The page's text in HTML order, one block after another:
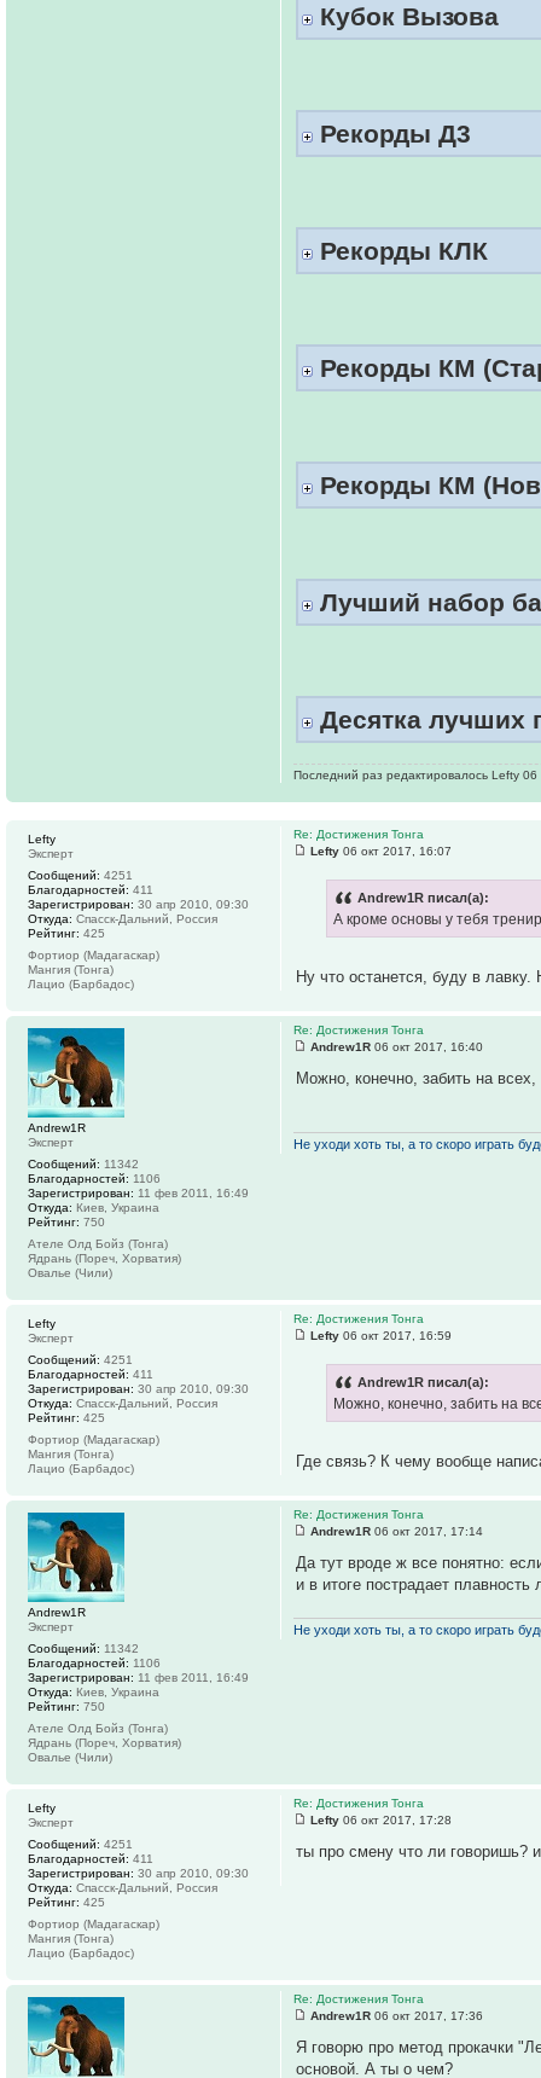
Кубок Вызова
Рекорды Д3
Рекорды КЛК
Рекорды КМ
Рекорды КМ
Лучший набор
Десятка лучших
Последний раз редактировалось Lefty
Re: Достижения Тонга
Lefty 06 окт 2017, 16:07
Andrew1R писал(а):
А кроме основы у тебя
Ну что останется, буду в лавку.
Lefty
Эксперт
Сообщений: 4251
Благодарностей: 411
Зарегистрирован: 30 апр 2010, 09:30
Откуда: Спасск-Дальний, Россия
Рейтинг: 425
Фортиор (Мадагаскар)
Мангия (Тонга)
Лацио (Барбадос)
Re: Достижения Тонга
Andrew1R 06 окт 2017, 16:40
Можно, конечно, забить на
Не уходи хоть ты, а то скоро играть
Andrew1R
Эксперт
Сообщений: 11342
Благодарностей: 1106
Зарегистрирован: 11 фев 2011, 16:49
Откуда: Киев, Украина
Рейтинг: 750
Ателе Олд Бойз (Тонга)
Ядрань (Пореч, Хорватия)
Овалье (Чили)
Re: Достижения Тонга
Lefty 06 окт 2017, 16:59
Andrew1R писал(а):
Можно, конечно, забить на
Где связь? К чему вообще
Lefty
Эксперт
Сообщений: 4251
Благодарностей: 411
Зарегистрирован: 30 апр 2010, 09:30
Откуда: Спасск-Дальний, Россия
Рейтинг: 425
Фортиор (Мадагаскар)
Мангия (Тонга)
Лацио (Барбадос)
Re: Достижения Тонга
Andrew1R 06 окт 2017, 17:14
Да тут вроде ж все понятно:
и в итоге пострадает плавность
Не уходи хоть ты, а то скоро играть
Andrew1R
Эксперт
Сообщений: 11342
Благодарностей: 1106
Зарегистрирован: 11 фев 2011, 16:49
Откуда: Киев, Украина
Рейтинг: 750
Ателе Олд Бойз (Тонга)
Ядрань (Пореч, Хорватия)
Овалье (Чили)
Re: Достижения Тонга
Lefty 06 окт 2017, 17:28
ты про смену что ли говоришь?
Lefty
Эксперт
Сообщений: 4251
Благодарностей: 411
Зарегистрирован: 30 апр 2010, 09:30
Откуда: Спасск-Дальний, Россия
Рейтинг: 425
Фортиор (Мадагаскар)
Мангия (Тонга)
Лацио (Барбадос)
Re: Достижения Тонга
Andrew1R 06 окт 2017, 17:36
Я говорю про метод прокачки
основой. А ты о чем?